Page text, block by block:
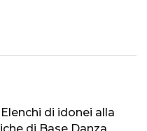
di idonei alla